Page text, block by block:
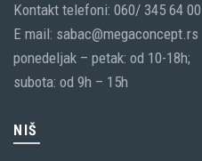
Kontakt telefoni: 060/ 345 64 00
E mail: sabac@megaconcept.rs
ponedeljak – petak: od 10-18h;
subota: od 9h – 15h
NIŠ